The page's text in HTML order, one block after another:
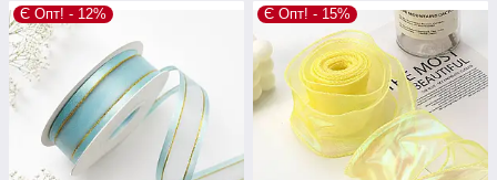
Є Опт! - 12% Є Опт! - 15%